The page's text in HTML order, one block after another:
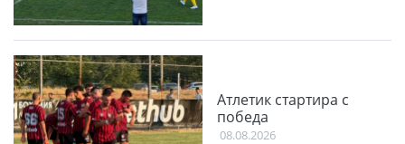
Атлетик стартира с
победа
08.08.2026